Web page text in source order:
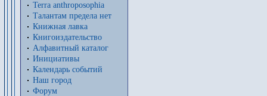
Terra anthroposophia
Талантам предела нет
Книжная лавка
Книгоиздательство
Алфавитный каталог
Инициативы
Календарь событий
Наш город
Форум